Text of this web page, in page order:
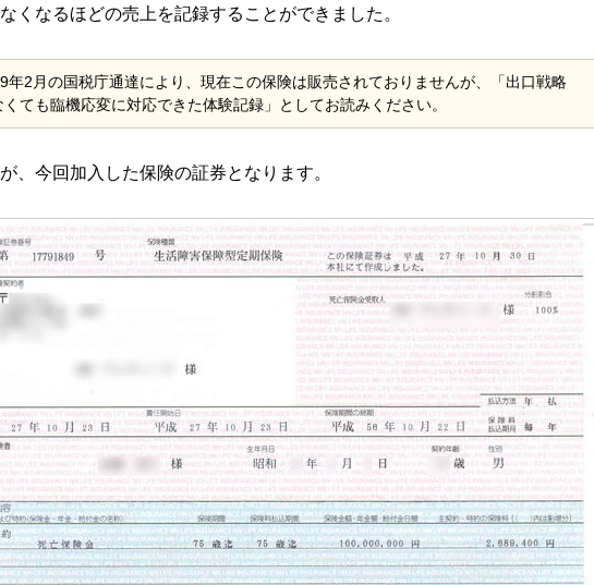
くなるほどの売上を記録することができました。
年2月の国税庁通達により、現在この保険は販売されておりませんが、「出口戦略
くても臨機応変に対応できた体験記録」としてお読みください。
、今回加入した保険の証券となります。